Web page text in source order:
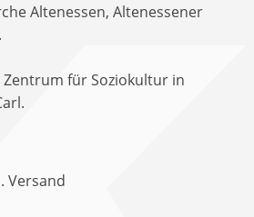
Altenessen, Altenessener
für Soziokultur in
Versand